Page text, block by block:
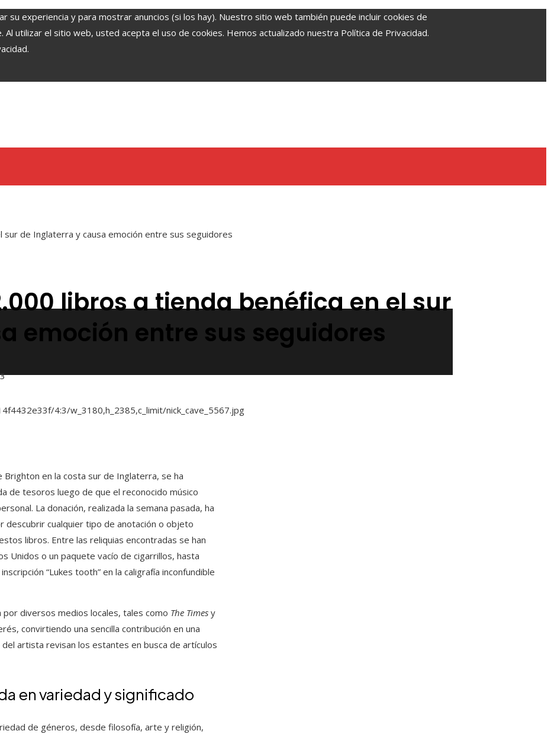
experiencia y para mostrar anuncios (si los hay). Nuestro sitio web también puede incluir cookies de
utilizar el sitio web, usted acepta el uso de cookies. Hemos actualizado nuestra Política de Privacidad.
de Inglaterra y causa emoción entre sus seguidores
libros a tienda benéfica en el sur
emoción entre sus seguidores
Brighton en la costa sur de Inglaterra, se ha
de tesoros luego de que el reconocido músico
La donación, realizada la semana pasada, ha
cualquier tipo de anotación o objeto
libros. Entre las reliquias encontradas se han
Unidos o un paquete vacío de cigarrillos, hasta
“Lukes tooth” en la caligrafía inconfundible
diversos medios locales, tales como The Times y
convirtiendo una sencilla contribución en una
artista revisan los estantes en busca de artículos
en variedad y significado
de géneros, desde filosofía, arte y religión,